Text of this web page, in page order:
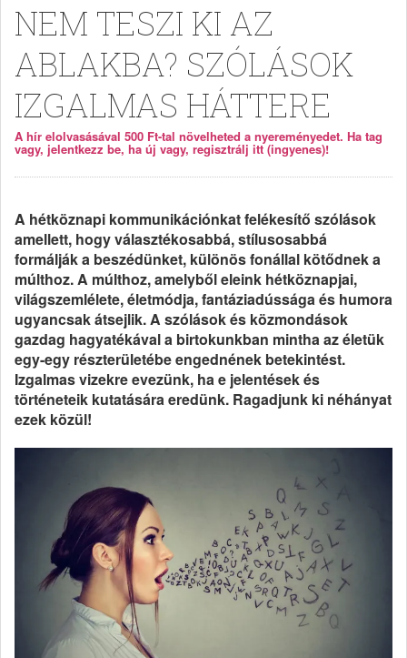
NEM TESZI KI AZ
ABLAKBA? SZÓLÁSOK
IZGALMAS HÁTTERE
A hír elolvasásával 500 Ft-tal növelheted a nyereményedet. Ha tag
vagy, jelentkezz be, ha új vagy, regisztrálj itt (ingyenes)!
A hétköznapi kommunikációnkat felékesítő szólások
amellett, hogy választékosabbá, stílusosabbá
formálják a beszédünket, különös fonállal kötődnek a
múlthoz. A múlthoz, amelyből eleink hétköznapjai,
világszemlélete, életmódja, fantáziadússága és humora
ugyancsak átsejlik. A szólások és közmondások
gazdag hagyatékával a birtokunkban mintha az életük
egy-egy részterületébe engednének betekintést.
Izgalmas vizekre evezünk, ha e jelentések és
történeteik kutatására eredünk. Ragadjunk ki néhányat
ezek közül!